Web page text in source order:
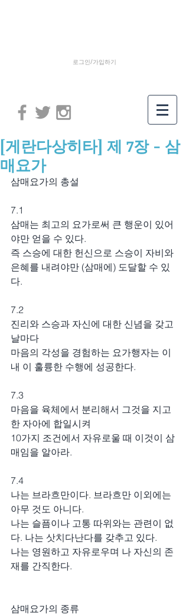
로그인/가입하기
[게란다상히타] 제 7장 - 삼
매요가
삼매요가의 총설
7.1
삼매는 최고의 요가로써 큰 행운이 있어
야만 얻을 수 있다.
즉 스승에 대한 헌신으로 스승이 자비와
은혜를 내려야만 (삼매에) 도달할 수 있
다.
7.2
진리와 스승과 자신에 대한 신념을 갖고
날마다
마음의 각성을 경험하는 요가행자는 이
내 이 훌륭한 수행에 성공한다.
7.3
마음을 육체에서 분리해서 그것을 지고
한 자아에 합일시켜
10가지 조건에서 자유로울 때 이것이 삼
매임을 알아라.
7.4
나는 브라흐만이다. 브라흐만 이외에는
아무 것도 아니다.
나는 슬픔이나 고통 따위와는 관련이 없
다. 나는 삿치다난다를 갖추고 있다.
나는 영원하고 자유로우며 나 자신의 존
재를 간직한다.
삼매요가의 종류